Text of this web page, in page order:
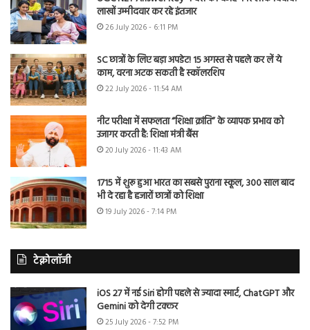
लाखों उम्मीदवार कर रहे इंतजार
26 July 2026 - 6:11 PM
SC छात्रों के लिए बड़ा अपडेट! 15 अगस्त से पहले कर लें ये
काम, वरना अटक सकती है स्कॉलरशिप
22 July 2026 - 11:54 AM
नीट परीक्षा में सफलता “शिक्षा क्रांति” के व्यापक प्रभाव को
उजागर करती है: शिक्षा मंत्री बैंस
20 July 2026 - 11:43 AM
1715 में शुरू हुआ भारत का सबसे पुराना स्कूल, 300 साल बाद
भी दे रहा है हजारों छात्रों को शिक्षा
19 July 2026 - 7:14 PM
टेक्नोलॉजी
iOS 27 में नई Siri होगी पहले से ज्यादा स्मार्ट, ChatGPT और
Gemini को देगी टक्कर
25 July 2026 - 7:52 PM